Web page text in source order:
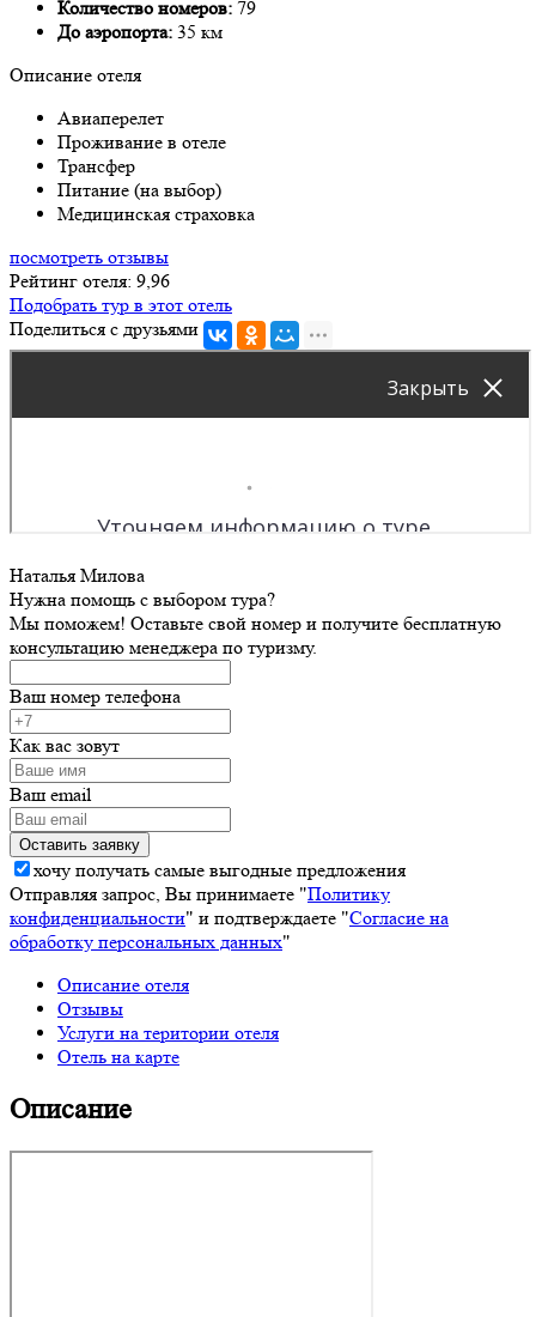
Количество номеров: 79
До аэропорта: 35 км
Описание отеля
Авиаперелет
Проживание в отеле
Трансфер
Питание (на выбор)
Медицинская страховка
посмотреть отзывы
Рейтинг отеля: 9,96
Подобрать тур в этот отель
Поделиться с друзьями
Наталья Милова
Нужна помощь с выбором тура?
Мы поможем! Оставьте свой номер и получите бесплатную
консультацию менеджера по туризму.
Ваш номер телефона
Как вас зовут
Ваш email
хочу получать самые выгодные предложения
Отправляя запрос, Вы принимаете "Политику
конфиденциальности" и подтверждаете "Согласие на
обработку персональных данных"
Описание отеля
Отзывы
Услуги на територии отеля
Отель на карте
Описание